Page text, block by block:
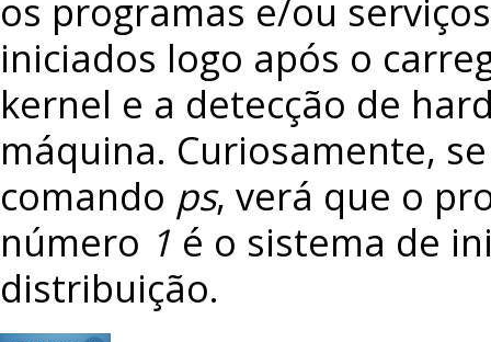
os programas e/ou
iniciados logo após o
kernel e a detecção de
máquina. Curiosamente,
comando ps, verá que o
número 1 é o sistema de
distribuição.